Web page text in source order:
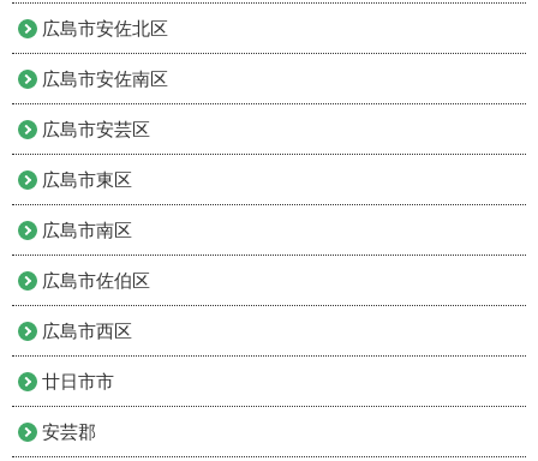
広島市安佐北区
広島市安佐南区
広島市安芸区
広島市東区
広島市南区
広島市佐伯区
広島市西区
廿日市市
安芸郡